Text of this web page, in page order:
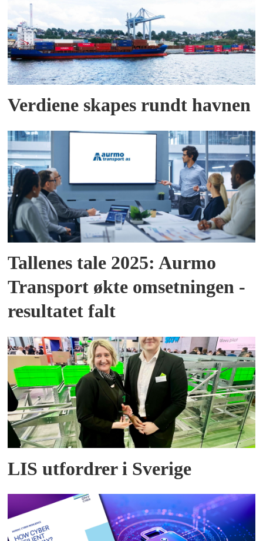
Verdiene skapes rundt havnen
Tallenes tale 2025: Aurmo
Transport økte omsetningen -
resultatet falt
LIS utfordrer i Sverige